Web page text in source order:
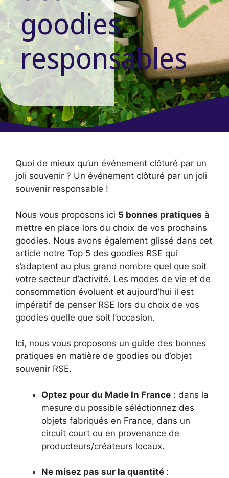
goodies
responsables
Quoi de mieux qu’un événement clôturé par un
joli souvenir ? Un événement clôturé par un joli
souvenir responsable !
Nous vous proposons ici 5 bonnes pratiques à
mettre en place lors du choix de vos prochains
goodies. Nous avons également glissé dans cet
article notre Top 5 des goodies RSE qui
s’adaptent au plus grand nombre quel que soit
votre secteur d’activité. Les modes de vie et de
consommation évoluent et aujourd’hui il est
impératif de penser RSE lors du choix de vos
goodies quelle que soit l’occasion.
Ici, nous vous proposons un guide des bonnes
pratiques en matière de goodies ou d’objet
souvenir RSE.
Optez pour du Made In France : dans la
mesure du possible séléctionnez des
objets fabriqués en France, dans un
circuit court ou en provenance de
producteurs/créateurs locaux.
Ne misez pas sur la quantité :